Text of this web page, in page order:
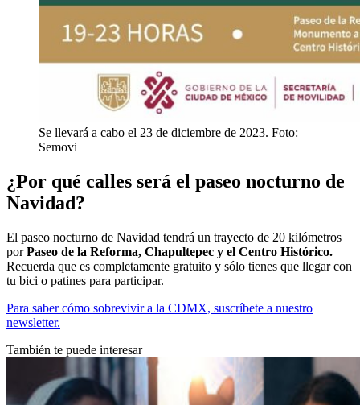
Se llevará a cabo el 23 de diciembre de 2023. Foto:
Semovi
¿Por qué calles será el paseo nocturno de
Navidad?
El paseo nocturno de Navidad tendrá un trayecto de 20 kilómetros
porPaseo de la Reforma, Chapultepec y el Centro Histórico.
Recuerda que es completamente gratuito y sólo tienes que llegar con
tu bici o patines para participar.
Para saber cómo sobrevivir a la CDMX, suscríbete a nuestro
newsletter.
También te puede interesar